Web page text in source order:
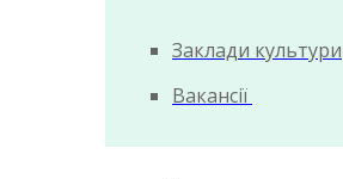
Заклади культури
Вакансії